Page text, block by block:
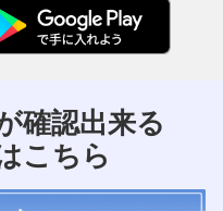
確認出来る
こちら